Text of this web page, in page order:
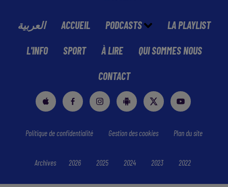
العربية ACCUEIL PODCASTS LA PLAYLIST
L'INFO SPORT À LIRE QUI SOMMES NOUS
CONTACT
Politique de confidentialité Gestion des cookies Plan du site
Archives 2026 2025 2024 2023 2022